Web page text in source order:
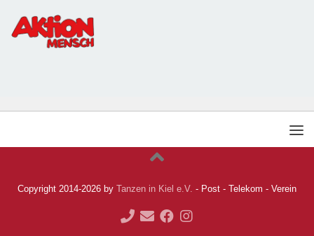
Copyright 2014-2026 by Tanzen in Kiel e.V. - Post - Telekom - Verein